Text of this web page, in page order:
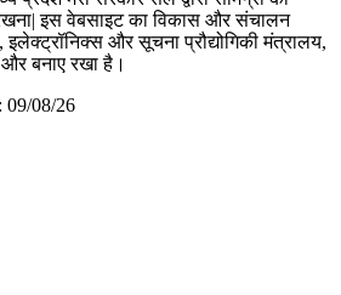
इस वेबसाइट का विकास और संचालन
इलेक्ट्रॉनिक्स और सूचना प्रौद्योगिकी मंत्रालय,
और बनाए रखा है।
09/08/26